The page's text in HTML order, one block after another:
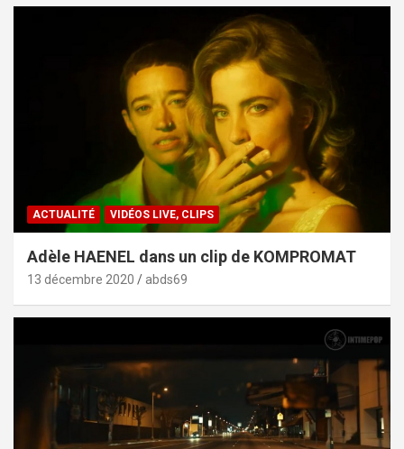
ACTUALITÉ VIDÉOS LIVE, CLIPS
Adèle HAENEL dans un clip de KOMPROMAT
13 décembre 2020 abds69